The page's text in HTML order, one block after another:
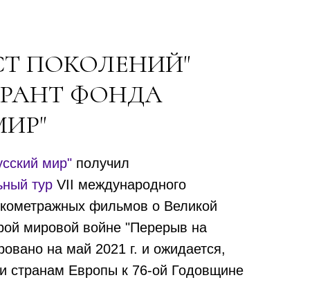
ПОКОЛЕНИЙ"
ФОНДА
мир" получил
тур VII международного
фильмов о Великой
мировой войне "Перерыв на
на май 2021 г. и ожидается,
странам Европы к 76-ой Годовщине